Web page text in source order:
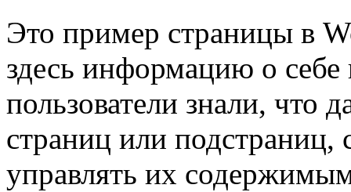
Это пример страницы в
здесь информацию о себе
пользователи знали, что
страниц или подстраниц,
управлять их